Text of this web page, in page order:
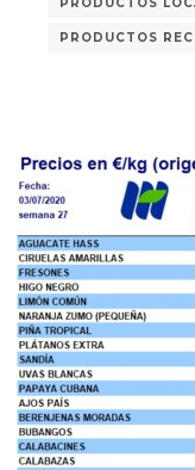
PRODUCTOS
PRODUCTOS